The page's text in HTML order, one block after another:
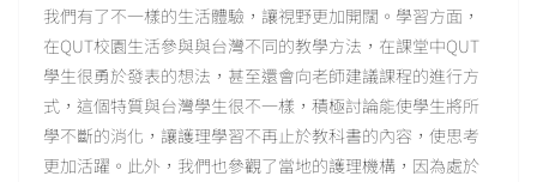
我們有了不一樣的生活體驗，讓視野更加開闊。學習方面，
在QUT校園生活參與與台灣不同的教學方法，在課堂中QUT
學生很勇於發表的想法，甚至還會向老師建議課程的進行方
式，這個特質與台灣學生很不一樣，積極討論能使學生將所
學不斷的消化，讓護理學習不再止於教科書的內容，使思考
更加活躍。此外，我們也參觀了當地的護理機構，因為處於